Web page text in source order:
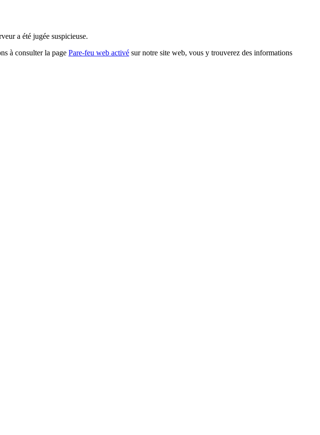
a été jugée suspicieuse.
à consulter la page Pare-feu web activé sur notre site web, vous y trouverez des informations